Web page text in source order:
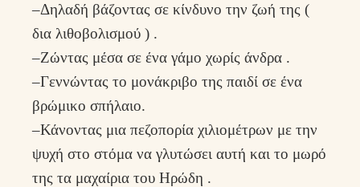
–Δηλαδή βάζοντας σε κίνδυνο την ζωή της (
δια λιθοβολισμού ) .
–Ζώντας μέσα σε ένα γάμο χωρίς άνδρα .
–Γεννώντας το μονάκριβο της παιδί σε ένα
βρώμικο σπήλαιο.
–Κάνοντας μια πεζοπορία χιλιομέτρων με την
ψυχή στο στόμα να γλυτώσει αυτή και το μωρό
της τα μαχαίρια του Ηρώδη .